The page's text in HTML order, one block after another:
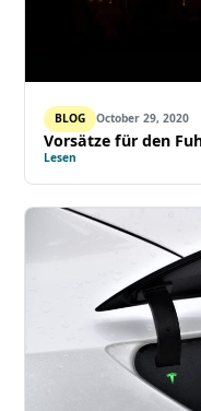
BLOG October 29, 2020
Vorsätze für den
Lesen